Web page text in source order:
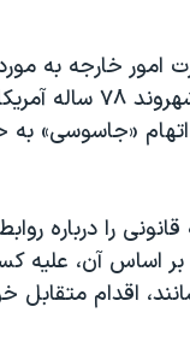
جایزه نوبل صلح
آمریکا «سی‌پک»
به چین
امور خارجه به
نمی‌کند اما یک
«جاسوسی»
را درباره
اساس آن، علیه
اقدام متقابل